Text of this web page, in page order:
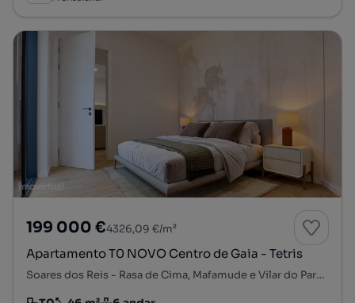
199 000 €4326,09 €/m²
Apartamento T0 NOVO Centro de Gaia - Tetris
Soares dos Reis - Rasa de Cima, Mafamude e Vilar do Paraíso, Vila Nova de Gaia, Porto